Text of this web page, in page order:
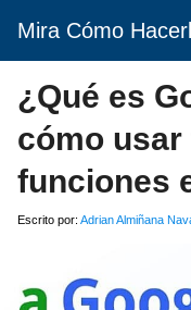
Mira Cómo
¿Qué es
cómo
funciones
Escrito por: Adrian Almiñana